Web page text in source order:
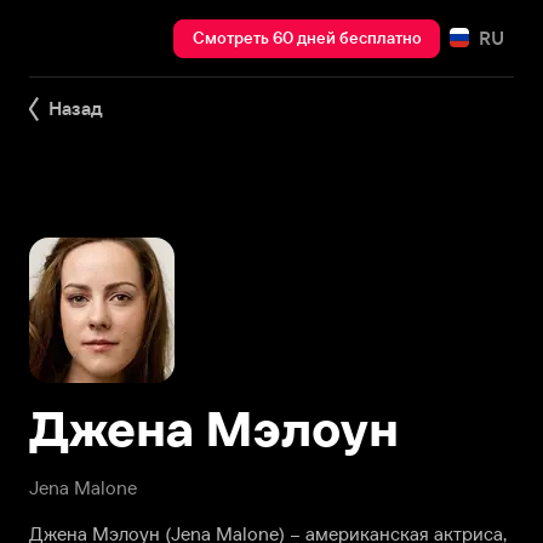
Смотреть 60 дней бесплатно RU
Назад
Jena Malone
Джена Мэлоун
Джена Мэлоун (Jena Malone) – американская актриса,